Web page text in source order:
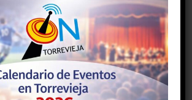
- Anuncio -